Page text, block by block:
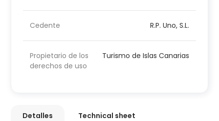
Cedente R.P. Uno, S.L.
Propietario de los
derechos de uso
Turismo de Islas Canarias
Detalles Technical sheet